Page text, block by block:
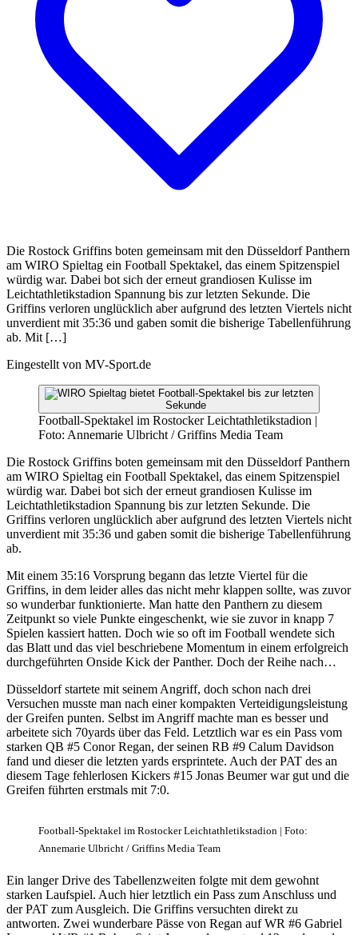
Die Rostock Griffins boten gemeinsam mit den Düsseldorf Panthern
am WIRO Spieltag ein Football Spektakel, das einem Spitzenspiel
würdig war. Dabei bot sich der erneut grandiosen Kulisse im
Leichtathletikstadion Spannung bis zur letzten Sekunde. Die
Griffins verloren unglücklich aber aufgrund des letzten Viertels nicht
unverdient mit 35:36 und gaben somit die bisherige Tabellenführung
ab. Mit […]
Eingestellt von MV-Sport.de
Football-Spektakel im Rostocker Leichtathletikstadion |
Foto: Annemarie Ulbricht / Griffins Media Team
Die Rostock Griffins boten gemeinsam mit den Düsseldorf Panthern
am WIRO Spieltag ein Football Spektakel, das einem Spitzenspiel
würdig war. Dabei bot sich der erneut grandiosen Kulisse im
Leichtathletikstadion Spannung bis zur letzten Sekunde. Die
Griffins verloren unglücklich aber aufgrund des letzten Viertels nicht
unverdient mit 35:36 und gaben somit die bisherige Tabellenführung
ab.
Mit einem 35:16 Vorsprung begann das letzte Viertel für die
Griffins, in dem leider alles das nicht mehr klappen sollte, was zuvor
so wunderbar funktionierte. Man hatte den Panthern zu diesem
Zeitpunkt so viele Punkte eingeschenkt, wie sie zuvor in knapp 7
Spielen kassiert hatten. Doch wie so oft im Football wendete sich
das Blatt und das viel beschriebene Momentum in einem erfolgreich
durchgeführten Onside Kick der Panther. Doch der Reihe nach…
Düsseldorf startete mit seinem Angriff, doch schon nach drei
Versuchen musste man nach einer kompakten Verteidigungsleistung
der Greifen punten. Selbst im Angriff machte man es besser und
arbeitete sich 70yards über das Feld. Letztlich war es ein Pass vom
starken QB #5 Conor Regan, der seinen RB #9 Calum Davidson
fand und dieser die letzten yards ersprintete. Auch der PAT des an
diesem Tage fehlerlosen Kickers #15 Jonas Beumer war gut und die
Greifen führten erstmals mit 7:0.
Football-Spektakel im Rostocker Leichtathletikstadion | Foto:
Annemarie Ulbricht / Griffins Media Team
Ein langer Drive des Tabellenzweiten folgte mit dem gewohnt
starken Laufspiel. Auch hier letztlich ein Pass zum Anschluss und
der PAT zum Ausgleich. Die Griffins versuchten direkt zu
antworten. Zwei wunderbare Pässe von Regan auf WR #6 Gabriel